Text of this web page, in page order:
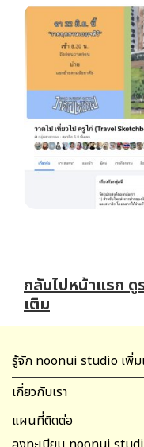
กลับไปหน้าแรก ดู
เติม
รู้จัก noonui studio เพิ่ม
เกี่ยวกับเรา
แผนที่ติดต่อ